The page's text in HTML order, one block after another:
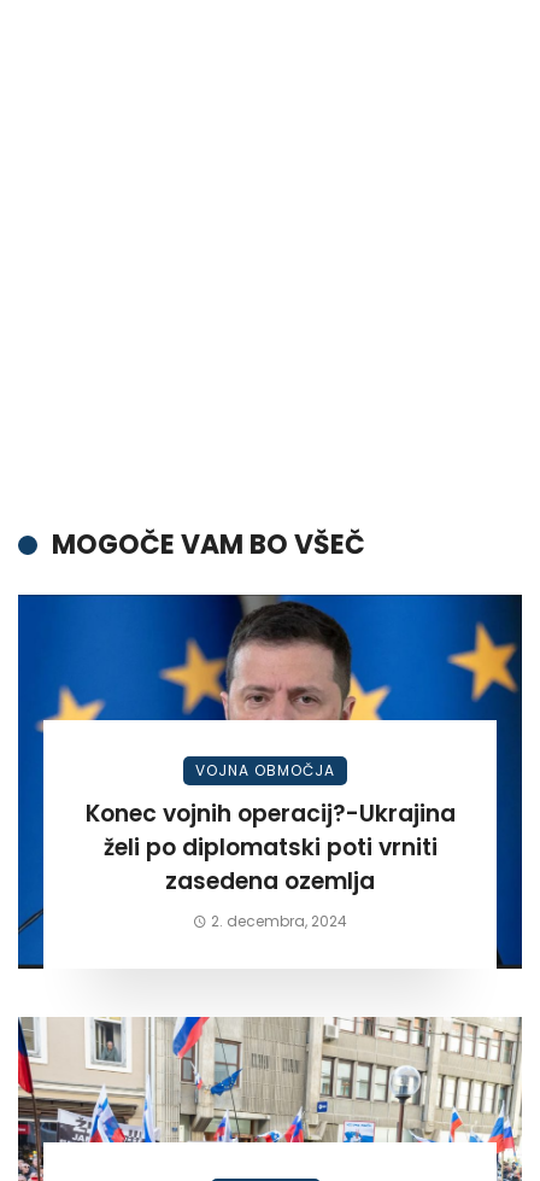
MOGOČE VAM BO VŠEČ
VOJNA OBMOČJA
Konec vojnih operacij?-Ukrajina
želi po diplomatski poti vrniti
zasedena ozemlja
2. decembra, 2024